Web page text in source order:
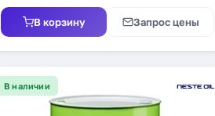
В корзину Запрос цены
В наличии